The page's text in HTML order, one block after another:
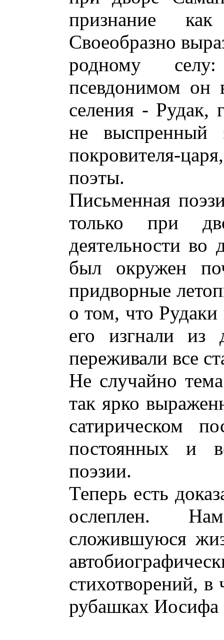
признание
Своеобразно
родному
псевдонимом он
селения - Рудак,
не выспренный
покровителя-
поэты.
Письменная
только при
деятельности во
был окружен
придворные
о том, что
его изгнали из
переживали все
Не случайно
так ярко
сатирическом
постоянных и
поэзии.
Теперь есть
ослеплен.
сложившуюся
стихотворений, в
рубашках Иосифа